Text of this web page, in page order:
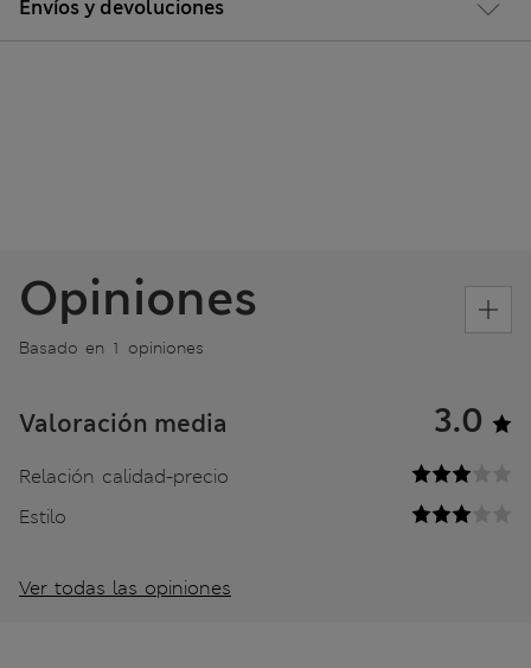
Envíos y devoluciones
Opiniones
Basado en 1 opiniones
Valoración media 3.0
Relación calidad-precio
Estilo
Ver todas las opiniones